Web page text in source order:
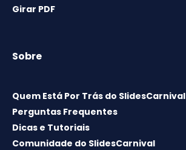
Girar PDF
Sobre
Quem Está Por Trás do SlidesCarnival
Perguntas Frequentes
Dicas e Tutoriais
Comunidade do SlidesCarnival